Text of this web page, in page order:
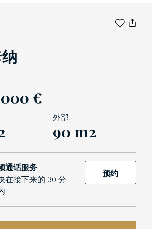
€
外部
90 m2
通话服务
在接下来的 30 分
预约